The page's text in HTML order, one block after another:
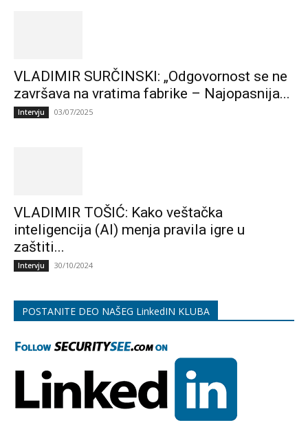
VLADIMIR SURČINSKI: „Odgovornost se ne
završava na vratima fabrike – Najopasnija...
Intervju 03/07/2025
VLADIMIR TOŠIĆ: Kako veštačka
inteligencija (AI) menja pravila igre u
zaštiti...
Intervju 30/10/2024
POSTANITE DEO NAŠEG LinkedIN KLUBA